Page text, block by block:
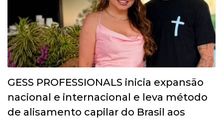
GESS PROFESSIONALS inicia expansão
nacional e internacional e leva método
de alisamento capilar do Brasil aos